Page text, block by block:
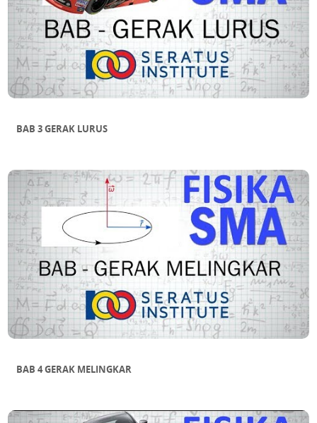
Sub Bab 7 Aplikasi Turunan
BAB 3 GERAK LURUS
BAB 4 GERAK MELINGKAR